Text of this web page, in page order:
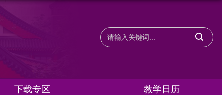
教学日历
下载专区